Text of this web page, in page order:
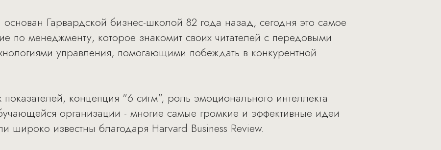
основан Гарвардской бизнес-школой 82 года назад, сегодня это самое
по менеджменту, которое знакомит своих читателей с передовыми
управления, помогающими побеждать в конкурентной
концепция "6 сигм", роль эмоционального интеллекта
организации - многие самые громкие и эффективные идеи
широко известны благодаря Harvard Business Review.